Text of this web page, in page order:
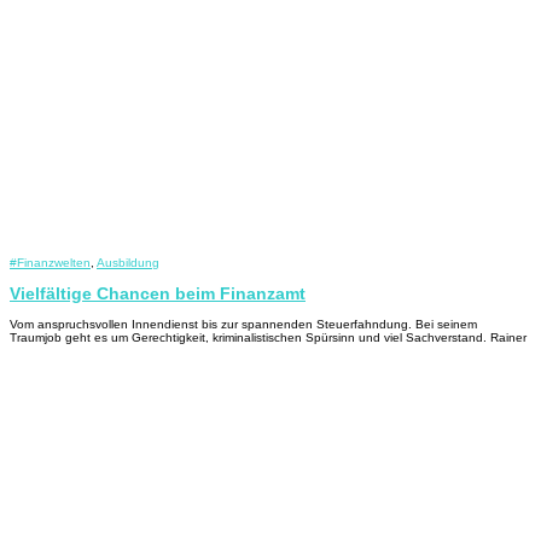
#Finanzwelten Ausbildung
Vielfältige Chancen beim Finanzamt
Vom anspruchsvollen Innendienst bis zur spannenden Steuerfahndung. Bei seinem
Traumjob geht es um Gerechtigkeit, kriminalistischen Spürsinn und viel Sachverstand. Rainer